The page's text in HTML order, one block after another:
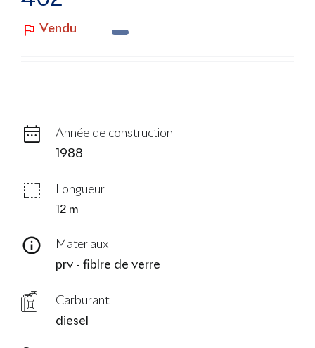
Le BlogVendu
Année de construction
1988
Longueur
12 m
Materiaux
prv - fiblre de verre
Carburant
diesel